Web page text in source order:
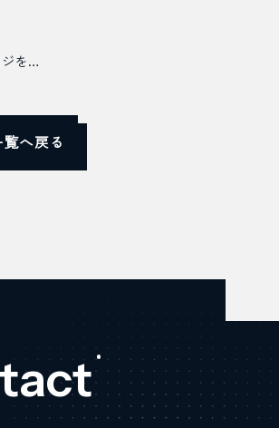
ホームページをリニューアルしました
覧へ戻る